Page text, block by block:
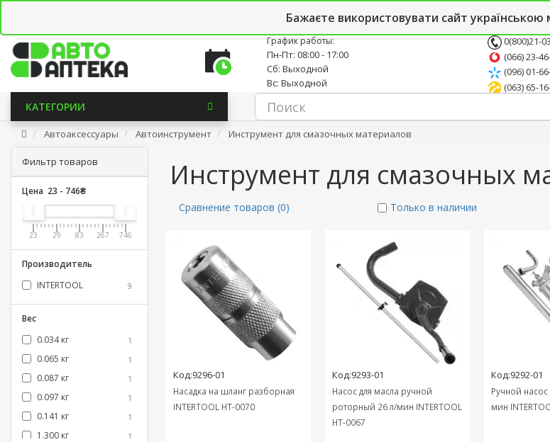
Бажаєте використовувати сайт
Новостной блог Опт СТО
График работы:
Пн-Пт: 08:00 - 17:00
Сб: Выходной
Вс: Выходной
0(800)21-
(066) 23-
(096) 01-
(063) 65-
КАТЕГОРИИ
Автоаксессуары Автоинструмент Инструмент для смазочных материалов
Фильтр товаров
Цена 23 - 746₴
23 29 83 267 746
Производитель
INTERTOOL
9
Вес
0.034 кг
1
0.065 кг 1
0.087 кг 1
0.097 кг 1
0.141 кг 1
1.300 кг 1
Инструмент для смазочных
Сравнение товаров (0) Только в наличии
Код:9296-01
Насадка на шланг разборная
INTERTOOL HT-0070
Код:9293-01
Насос для масла ручной
роторный 26 л/мин INTERTOOL
HT-0067
Код:9292-01
Ручной насос
мин